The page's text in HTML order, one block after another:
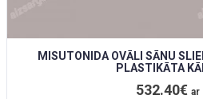
MISUTONIDA OVĀLI SĀNU
PLASTIKĀTA
532.40€ ar